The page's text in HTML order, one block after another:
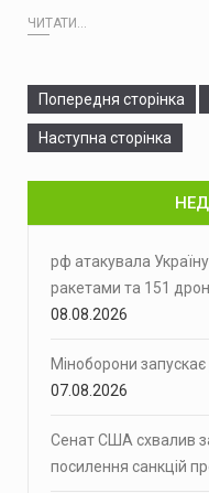
ЧИТАТИ...
Попередня сторінка
Наступна сторінка
рф атакувала
ракетами та 151
08.08.2026
Міноборони
07.08.2026
Сенат США схвалив
посилення санкцій